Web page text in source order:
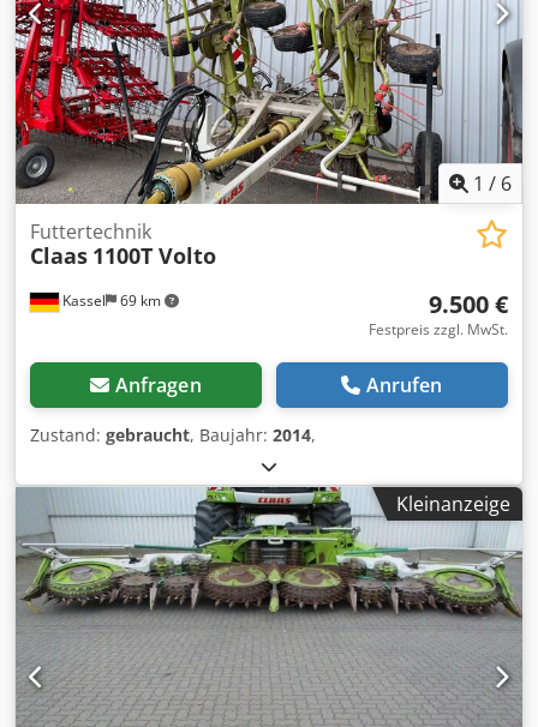
1 / 6
Kassel 69 km
Futtertechnik
Claas 1100T Volto
9.500 €
Festpreis zzgl. MwSt.
Anfragen Anrufen
Zustand: gebraucht, Baujahr: 2014,
Kleinanzeige